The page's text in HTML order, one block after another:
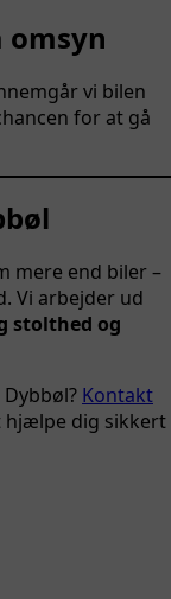
omsyn
vi bilen
for at gå
mere end biler –
Vi arbejder ud
stolthed og
Kontakt
hjælpe dig sikkert